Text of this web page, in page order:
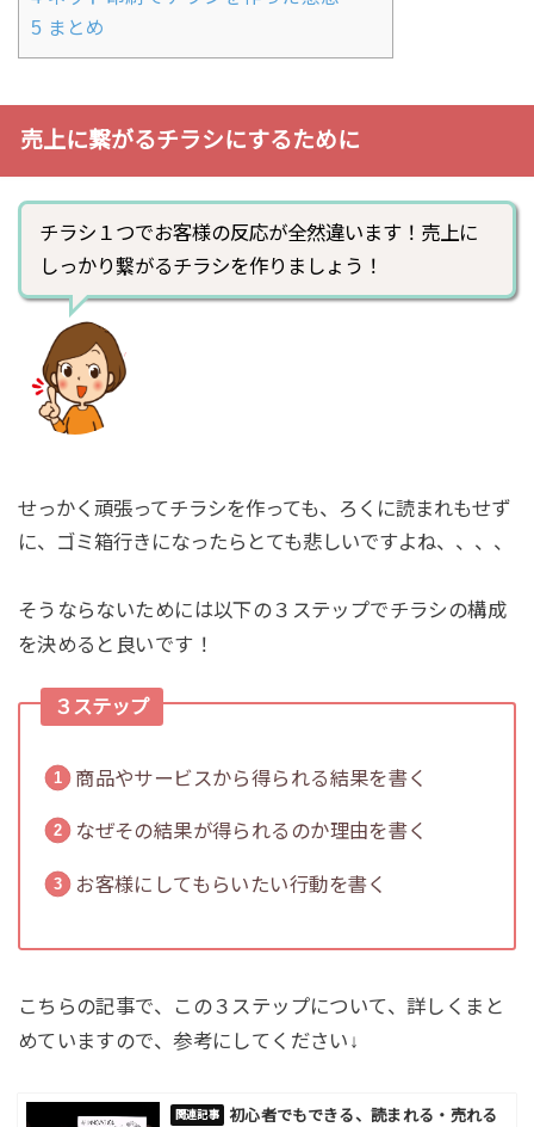
5 まとめ
売上に繋がるチラシにするために
チラシ１つでお客様の反応が全然違います！売上に
しっかり繋がるチラシを作りましょう！
せっかく頑張ってチラシを作っても、ろくに読まれもせず
に、ゴミ箱行きになったらとても悲しいですよね、、、、
そうならないためには以下の３ステップでチラシの構成
を決めると良いです！
３ステップ
商品やサービスから得られる結果を書く
なぜその結果が得られるのか理由を書く
お客様にしてもらいたい行動を書く
こちらの記事で、この３ステップについて、詳しくまと
めていますので、参考にしてください↓
初心者でもできる、読まれる・売れる